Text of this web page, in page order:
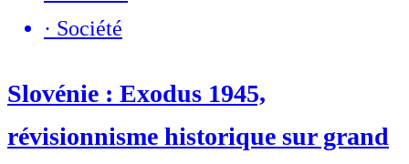
· Société
Slovénie : Exodus 1945,
révisionnisme historique sur grand